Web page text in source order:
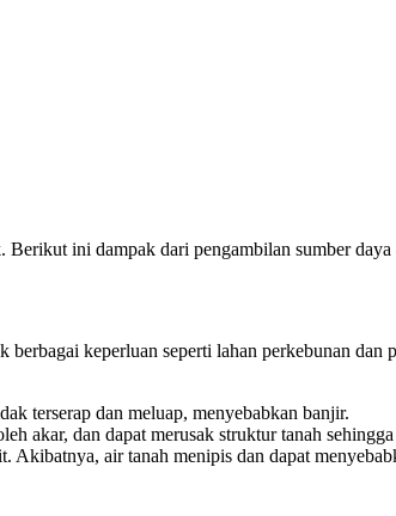
ini dampak dari pengambilan sumber daya
berbagai keperluan seperti lahan perkebunan
terserap dan meluap, menyebabkan banjir.
akar, dan dapat merusak struktur tanah
Akibatnya, air tanah menipis dan dapat